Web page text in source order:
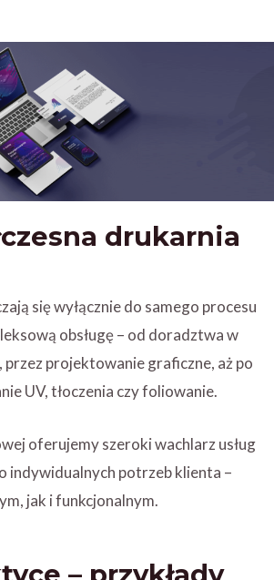
drukarnia
się wyłącznie do samego procesu
obsługę – od doradztwa w
projektowanie graficzne, aż po
UV, tłoczenia czy foliowanie.
oferujemy szeroki wachlarz usług
indywidualnych potrzeb klienta –
jak i funkcjonalnym.